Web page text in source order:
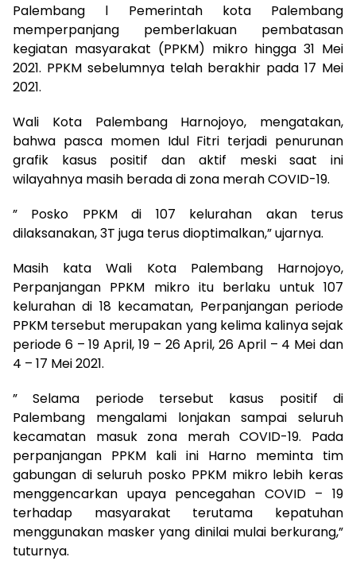
Palembang l Pemerintah kota Palembang
memperpanjang pemberlakuan pembatasan
kegiatan masyarakat (PPKM) mikro hingga 31 Mei
2021. PPKM sebelumnya telah berakhir pada 17 Mei
2021.
Wali Kota Palembang Harnojoyo, mengatakan,
bahwa pasca momen Idul Fitri terjadi penurunan
grafik kasus positif dan aktif meski saat ini
wilayahnya masih berada di zona merah COVID-19.
” Posko PPKM di 107 kelurahan akan terus
dilaksanakan, 3T juga terus dioptimalkan,” ujarnya.
Masih kata Wali Kota Palembang Harnojoyo,
Perpanjangan PPKM mikro itu berlaku untuk 107
kelurahan di 18 kecamatan, Perpanjangan periode
PPKM tersebut merupakan yang kelima kalinya sejak
periode 6 – 19 April, 19 – 26 April, 26 April – 4 Mei dan
4 – 17 Mei 2021.
” Selama periode tersebut kasus positif di
Palembang mengalami lonjakan sampai seluruh
kecamatan masuk zona merah COVID-19. Pada
perpanjangan PPKM kali ini Harno meminta tim
gabungan di seluruh posko PPKM mikro lebih keras
menggencarkan upaya pencegahan COVID – 19
terhadap masyarakat terutama kepatuhan
menggunakan masker yang dinilai mulai berkurang,”
tuturnya.